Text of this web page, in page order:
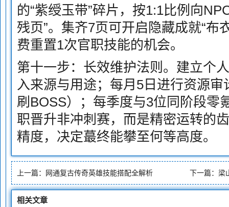
的“紫绶玉带”碎片，按1:1比例向
残页”。集齐7页可开启隐藏成就“布
费重置1次官职技能的机会。
第十一步：长效维护法则。建立个
入来源与用途；每月5日进行资源
刷BOSS）；每季度与3位同阶段零
职晋升非冲刺赛，而是精密运转
精度，决定蕞终能攀至何等高度。
上一篇： 网通复古传奇英雄技能搭配全解析 下一篇： 梁
相关文章